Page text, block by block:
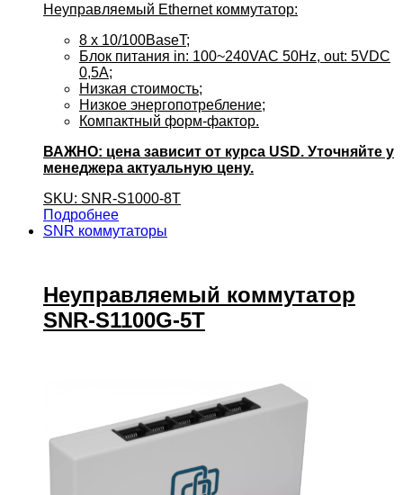
Неуправляемый Ethernet коммутатор:
8 x 10/100BaseT;
Блок питания in: 100~240VAC 50Hz, out: 5VDC
0,5A;
Низкая стоимость;
Низкое энергопотребление;
Компактный форм-фактор.
ВАЖНО: цена зависит от курса USD. Уточняйте у
менеджера актуальную цену.
SKU: SNR-S1000-8T
Подробнее
SNR коммутаторы
Неуправляемый коммутатор
SNR-S1100G-5T